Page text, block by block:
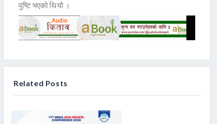
पुष्टि भएको थियो ।
Related Posts